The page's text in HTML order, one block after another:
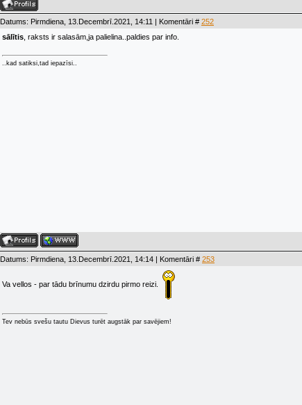
Datums: Pirmdiena, 13.Decembrī.2021, 14:11 | Komentāri # 252
sālītis , raksts ir salasām,ja palielina..paldies par info.
..kad satiksi,tad iepazīsi..
Datums: Pirmdiena, 13.Decembrī.2021, 14:14 | Komentāri # 253
Va vellos - par tādu brīnumu dzirdu pirmo reizi.
Tev nebūs svešu tautu Dievus turēt augstāk par savējiem!